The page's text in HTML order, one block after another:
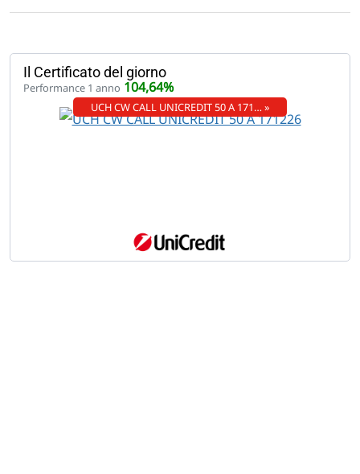
Il Certificato del giorno
Performance 1 anno 104,64%
UCH CW CALL UNICREDIT 50 A 171… »